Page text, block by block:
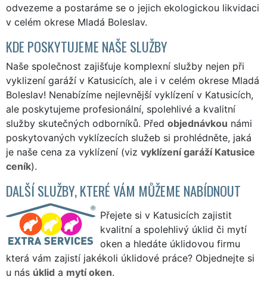
odvezeme a postaráme se o jejich ekologickou likvidaci
v celém okrese Mladá Boleslav.
KDE POSKYTUJEME NAŠE SLUŽBY
Naše společnost zajišťuje komplexní služby nejen při
vyklizení garáží v Katusicích, ale i v celém okrese Mladá
Boleslav! Nenabízíme nejlevnější vyklízení v Katusicích,
ale poskytujeme profesionální, spolehlivé a kvalitní
služby skutečných odborníků. Před objednávkou námi
poskytovaných vyklízecích služeb si prohlédněte, jaká
je naše cena za vyklízení (viz vyklízení garáží Katusice
ceník).
DALŠÍ SLUŽBY, KTERÉ VÁM MŮŽEME NABÍDNOUT
Přejete si v Katusicích zajistit
kvalitní a spolehlivý úklid či mytí
oken a hledáte úklidovou firmu
která vám zajistí jakékoli úklidové práce? Objednejte si
u nás úklid a mytí oken.